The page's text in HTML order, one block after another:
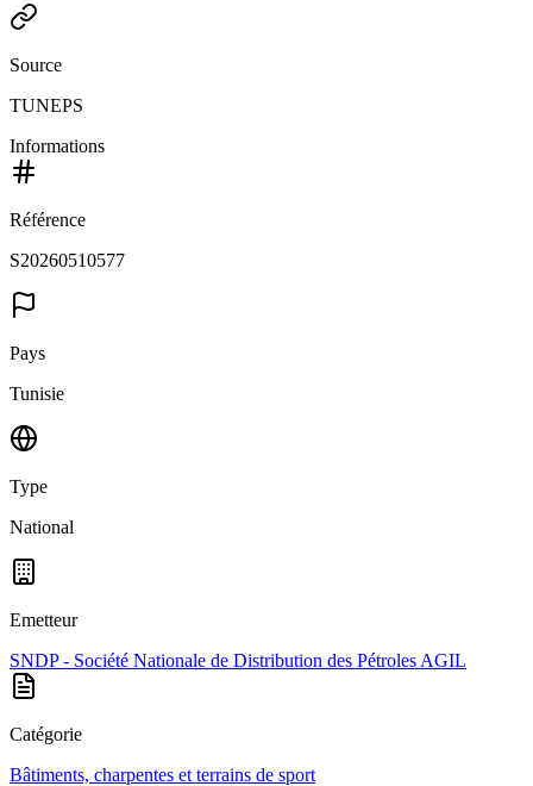
Source
TUNEPS
Informations
Référence
S20260510577
Pays
Tunisie
Type
National
Emetteur
SNDP - Société Nationale de Distribution des Pétroles AGIL
Catégorie
Bâtiments, charpentes et terrains de sport